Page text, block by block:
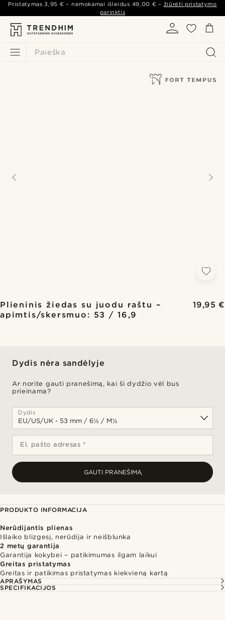
Paieška
Pristatymas3,95 € – nemokamai išleidus 49,00 € – žiūrėti pristatymo
parinktis
Plieninis žiedas su juodu raštu –
apimtis/skersmuo: 53 / 16,9
19,95 €
Dydis nėra sandėlyje
Ar norite gauti pranešimą, kai ši dydžio vėl bus
prieinama?
Dydis
El. pašto adresas *
GAUTI PRANEŠIMĄ
PRODUKTO INFORMACIJA
Nerūdijantis plienas
Išlaiko blizgesį, nerūdija ir neišblunka
2 metų garantija
Garantija kokybei – patikimumas ilgam laikui
Greitas pristatymas
Greitas ir patikimas pristatymas kiekvieną kartą
APRAŠYMAS
SPECIFIKACIJOS